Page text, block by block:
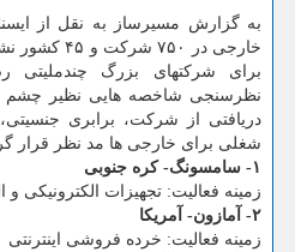
خارجی در ۷۵۰
برای شرکتهای بزرگ چندملیتی
نظرسنجی شاخصه هایی نظیر چشم
دریافتی از شرکت، برابری
شغلی برای خارجی ها مد نظر قرار
۱- سامسونگ- کره جنوبی
زمینه فعالیت: تجهیزات الکترونیکی و
۲- آمازون- آمریکا
زمینه فعالیت: خرده فروشی اینترنتی